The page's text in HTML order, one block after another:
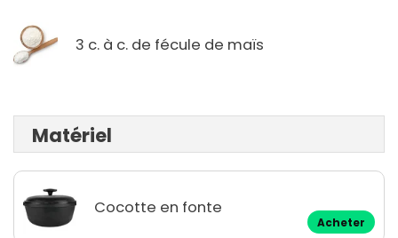
3 c. à c. de fécule de maïs
Matériel
Cocotte en fonte
Acheter